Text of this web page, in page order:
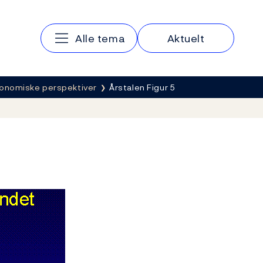
Hovedmeny
Alle tema Aktuelt
perspektiver Årstalen Figur 5